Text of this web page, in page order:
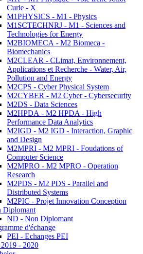
Curie - X
M1PHYSICS - M1 - Physics
M1SCTECHNRJ - M1 - Sciences and
Technologies for Energy
M2BIOMECA - M2 Biomeca -
Biomechanics
M2CLEAR - CLimat, Environnement,
Applications et Recherche - Water, Air,
Pollution and Energy
M2CPS - Cyber Physical System
M2CYBER - M2 Cyber - Cybersecurity
M2DS - Data Sciences
M2HPDA - M2 HPDA - High
Performance Data Analytics
M2IGD - M2 IGD - Interaction, Graphic
and Design
M2MPRI - M2 MPRI - Foudations of
Computer Science
M2MPRO - M2 MPRO - Operation
Research
M2PDS - M2 PDS - Parallel and
Distributed Systems
M2PIC - Projet Innovation Conception
Diplomant
ND - Non Diplomant
d'échange
PEI - Echanges PEI
- 2020